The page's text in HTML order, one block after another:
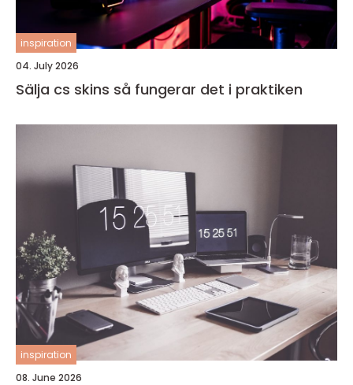
inspiration
04. July 2026
Sälja cs skins så fungerar det i praktiken
inspiration
08. June 2026